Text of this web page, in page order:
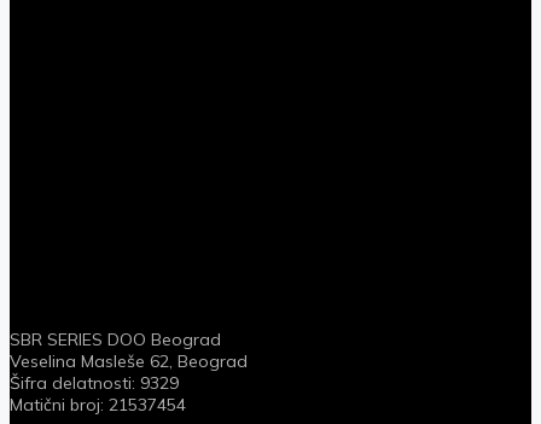
SBR SERIES DOO Beograd
Veselina Masleše 62, Beograd
Šifra delatnosti: 9329
Matični broj: 21537454